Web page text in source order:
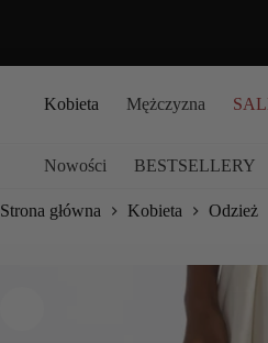
Kobieta Mężczyzna
Nowości BESTSELLERY
Strona główna Kobieta Odzież